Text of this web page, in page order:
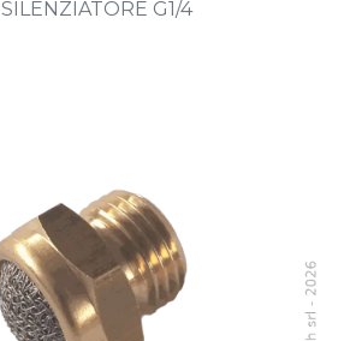
SILENZIATORE G1/4